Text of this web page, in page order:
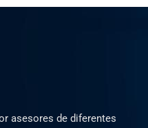
asesores de diferentes